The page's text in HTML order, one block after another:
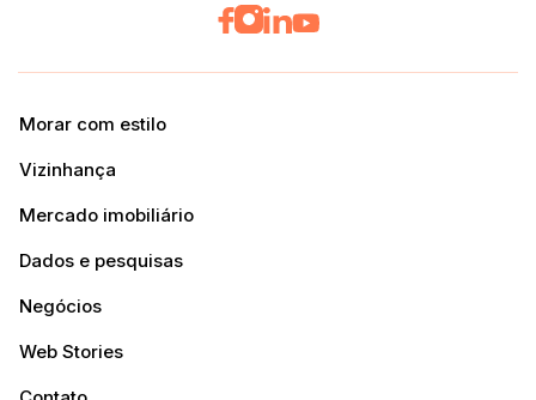
Morar com estilo
Vizinhança
Mercado imobiliário
Dados e pesquisas
Negócios
Web Stories